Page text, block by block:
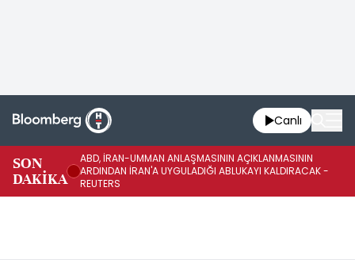
Canlı
SON
DAKİKA
ABD, İRAN-UMMAN ANLAŞMASININ AÇIKLANMASININ
ARDINDAN İRAN'A UYGULADIĞI ABLUKAYI KALDIRACAK -
REUTERS